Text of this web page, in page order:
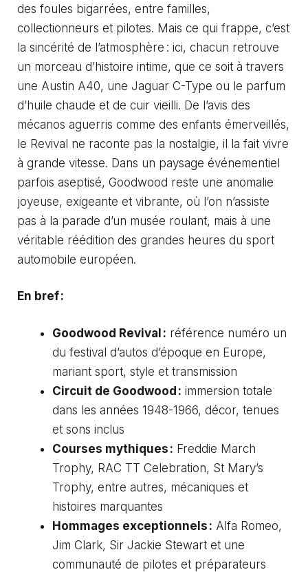
des foules bigarrées, entre familles,
collectionneurs et pilotes. Mais ce qui frappe, c’est
la sincérité de l’atmosphère : ici, chacun retrouve
un morceau d’histoire intime, que ce soit à travers
une Austin A40, une Jaguar C-Type ou le parfum
d’huile chaude et de cuir vieilli. De l’avis des
mécanos aguerris comme des enfants émerveillés,
le Revival ne raconte pas la nostalgie, il la fait vivre
à grande vitesse. Dans un paysage événementiel
parfois aseptisé, Goodwood reste une anomalie
joyeuse, exigeante et vibrante, où l’on n’assiste
pas à la parade d’un musée roulant, mais à une
véritable réédition des grandes heures du sport
automobile européen.
En bref :
Goodwood Revival : référence numéro un
du festival d’autos d’époque en Europe,
mariant sport, style et transmission
Circuit de Goodwood : immersion totale
dans les années 1948-1966, décor, tenues
et sons inclus
Courses mythiques : Freddie March
Trophy, RAC TT Celebration, St Mary’s
Trophy, entre autres, mécaniques et
histoires marquantes
Hommages exceptionnels : Alfa Romeo,
Jim Clark, Sir Jackie Stewart et une
communauté de pilotes et préparateurs